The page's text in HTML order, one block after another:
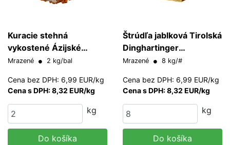
Kuracie stehná
vykostené Ázijské
obaľované Marnevall
Mrazené 2 kg/bal
Cena bez DPH: 6,99 EUR/kg
Cena s DPH: 8,32 EUR/kg
kg
Do košíka
Štrúdľa jablková Tirolská
Dinghartinger
(predpečená)
Mrazené 8 kg/#
Cena bez DPH: 6,99 EUR/kg
Cena s DPH: 8,32 EUR/kg
kg
Do košíka